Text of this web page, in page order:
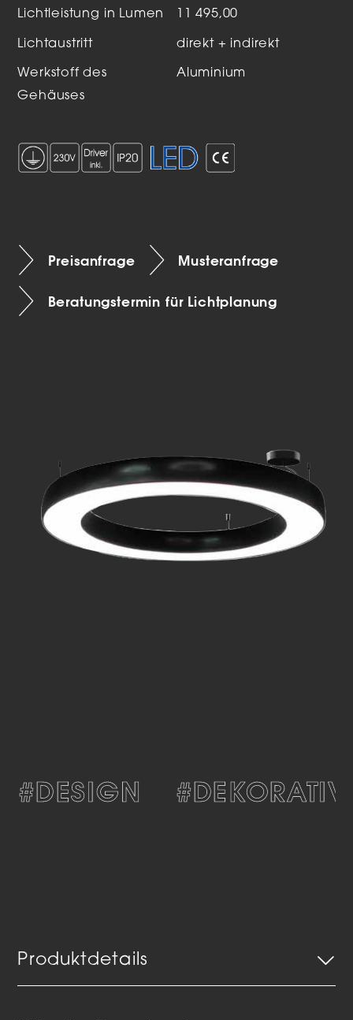
Lichtleistung in Lumen 11 495,00
Lichtaustritt direkt + indirekt
Werkstoff des
Gehäuses
Aluminium
Preisanfrage Musteranfrage
Beratungstermin für Lichtplanung
#DESIGN #DEKORATIV
Produktdetails